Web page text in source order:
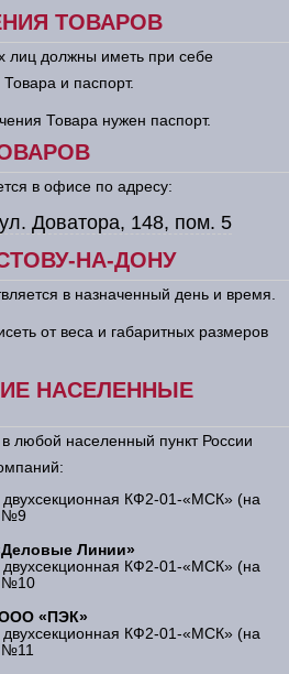
ТОВАРОВ
лиц должны иметь при себе
и паспорт.
Товара нужен паспорт.
в офисе по адресу:
Доватора, 148, пом. 5
НА-ДОНУ
в назначенный день и время.
от веса и габаритных размеров
НАСЕЛЕННЫЕ
любой населенный пункт России
Линии»
«ПЭК»